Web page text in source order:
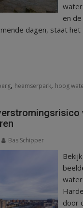
en
dagen, staat het
, heemserpark, hoog
Bas Schipper
door